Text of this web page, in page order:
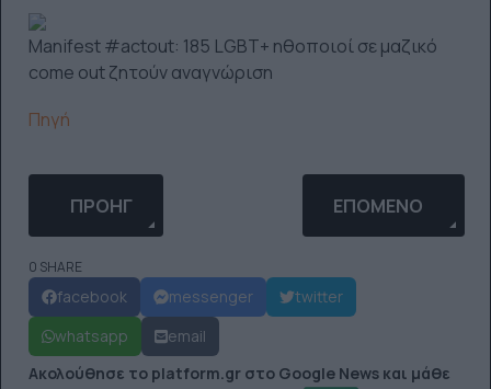
Manifest #actout: 185 LGBT+ ηθοποιοί σε μαζικό
come out ζητούν αναγνώριση
Πηγή
ΠΡΟΗΓΟΎΜΕΝΟ ΆΡΘΡΟ: ΤΟ ΤΗΛΕΟΠΤΙΚΌ ΔΊΚΤΥΟ
ΠΡΟΗΓ ΕΠΌΜΕΝΟ ΆΡΘΡΟ:
ΕΠΌΜΕΝΟ
0 SHARE
facebook messenger
twitter
whatsapp
email
Ακολούθησε το platform.gr στο Google News και μάθε